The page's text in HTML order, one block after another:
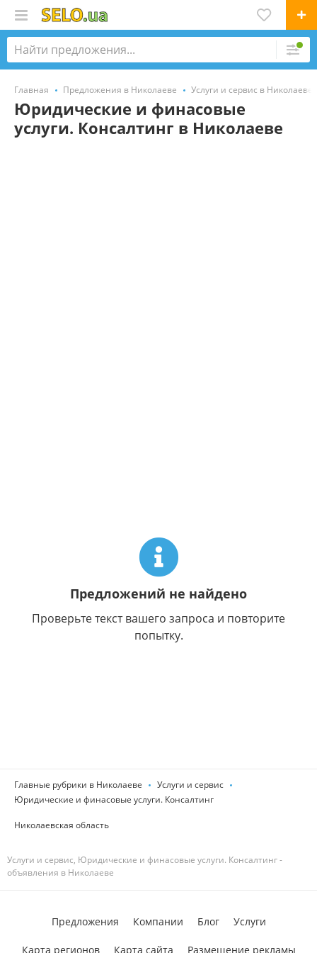
Главная Предложения в Николаеве Услуги и сервис в Николаеве
Юридические и финасовые
услуги. Консалтинг в Николаеве
Предложений не найдено
Проверьте текст вашего запроса и повторите
попытку.
Главные рубрики в Николаеве
Услуги и сервис
Юридические и финасовые услуги. Консалтинг
Николаевская область
Услуги и сервис, Юридические и финасовые услуги. Консалтинг -
объявления в Николаеве
Предложения Компании Блог Услуги
Карта регионов Карта сайта Размещение рекламы